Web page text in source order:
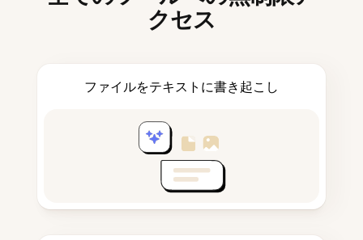
クセス
ファイルをテキストに書き起こし